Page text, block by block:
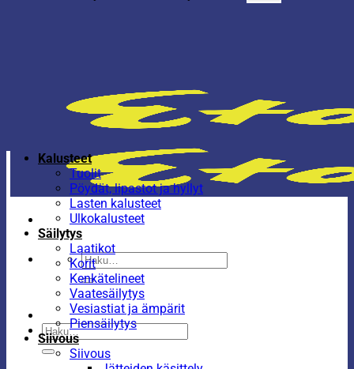
Etsi:
Etsi:
Kalusteet
Tuolit
Pöydät, lipastot ja hyllyt
Lasten kalusteet
Ulkokalusteet
Säilytys
Laatikot
Korit
Kenkätelineet
Vaatesäilytys
Vesiastiat ja ämpärit
Piensäilytys
Siivous
Siivous